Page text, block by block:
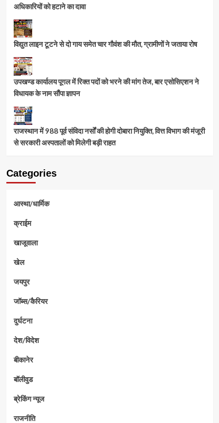
अधिकारियों को हटाने का दावा
विद्युत लाइन टूटने से दो गाय समेत चार गौवंश की मौत, ग्रामीणों ने जताया रोष
उपखण्ड कार्यालय पूगल में रिक्त पदों को भरने की मांग तेज, बार एसोसिएशन ने
विधायक के नाम सौंपा ज्ञापन
राजस्थान में 988 पूर्व संविदा नर्सों की होगी दोबारा नियुक्ति, वित्त विभाग की मंजूरी
से सरकारी अस्पतालों को मिलेगी बड़ी राहत
Categories
आस्था/धार्मिक
क्राईम
खाजूवाला
खेल
जयपुर
जॉब्स/कैरियर
दुर्घटना
देश/विदेश
बीकानेर
बॉलीवुड
ब्रेकिंग न्यूज
राजनीति